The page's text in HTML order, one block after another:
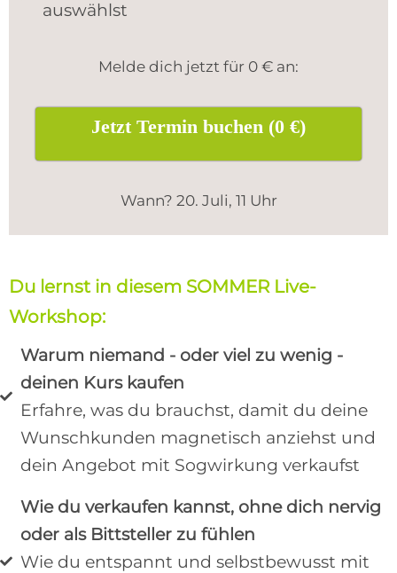
auswählst
Melde dich jetzt für 0 € an:
Jetzt Termin buchen (0 €)
Wann? 20. Juli, 11 Uhr
Du lernst in diesem SOMMER Live-
Workshop:
Warum niemand - oder viel zu wenig -
deinen Kurs kaufen
Erfahre, was du brauchst, damit du deine
Wunschkunden magnetisch anziehst und
dein Angebot mit Sogwirkung verkaufst
Wie du verkaufen kannst, ohne dich nervig
oder als Bittsteller zu fühlen
Wie du entspannt und selbstbewusst mit